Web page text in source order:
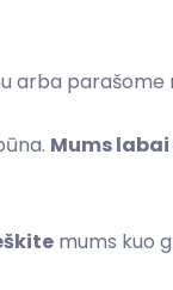
arba parašome
Mums
mums kuo